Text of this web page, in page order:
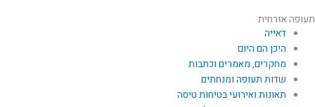
תעופה אזרחית
דאייה
היכן הם היום
מחקרים, מאמרים וכתבות
שדות תעופה ומנחתים
תאונות ואירועי בטיחות טיסה